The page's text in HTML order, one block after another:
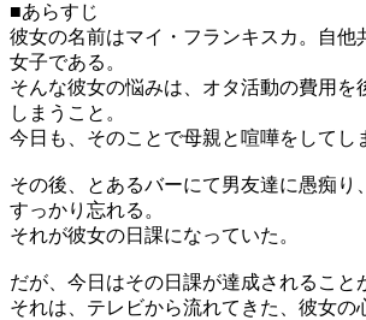
■あらすじ
彼女の名前はマイ・フランキスカ。自他
女子である。
そんな彼女の悩みは、オタ活動の費用を
しまうこと。
今日も、そのことで母親と喧嘩をしてし
その後、とあるバーにて男友達に愚痴り
すっかり忘れる。
それが彼女の日課になっていた。
だが、今日はその日課が達成されること
それは、テレビから流れてきた、彼女の